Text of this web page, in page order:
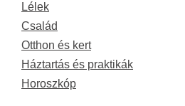
Lélek
Család
Otthon és kert
Háztartás és praktikák
Horoszkóp